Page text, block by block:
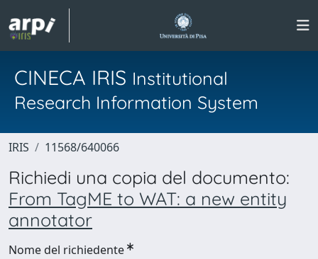
CINECA IRIS Institutional
Research Information System
IRIS 11568/640066
Richiedi una copia del documento:
From TagME to WAT: a new entity
annotator
Nome del richiedente